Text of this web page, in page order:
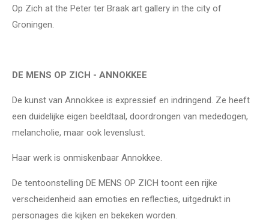
Op Zich at the Peter ter Braak art gallery in the city of
Groningen.
DE MENS OP ZICH - ANNOKKEE
De kunst van Annokkee is expressief en indringend. Ze heeft
een duidelijke eigen beeldtaal, doordrongen van mededogen,
melancholie, maar ook levenslust.
Haar werk is onmiskenbaar Annokkee.
De tentoonstelling DE MENS OP ZICH toont een rijke
verscheidenheid aan emoties en reflecties, uitgedrukt in
personages die kijken en bekeken worden.